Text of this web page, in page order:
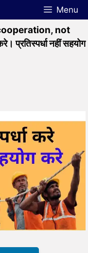
Menu
not
प्रतिस्पर्धा नहीं सहयोग